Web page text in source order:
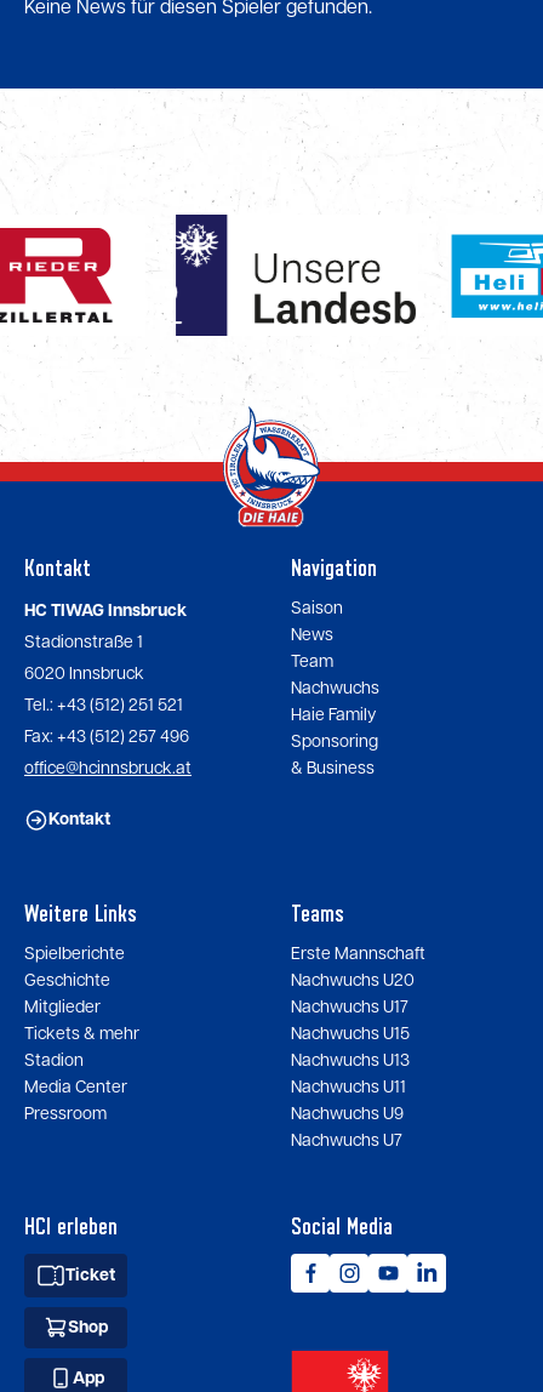
Keine News für diesen Spieler gefunden.
Kontakt
HC TIWAG Innsbruck
Stadionstraße 1
6020 Innsbruck
Tel.: +43 (512) 251 521
Fax: +43 (512) 257 496
office@hcinnsbruck.at
Kontakt
Navigation
Saison
News
Team
Nachwuchs
Haie Family
Sponsoring
& Business
Weitere Links
Spielberichte
Geschichte
Mitglieder
Tickets & mehr
Stadion
Media Center
Pressroom
Teams
Erste Mannschaft
Nachwuchs U20
Nachwuchs U17
Nachwuchs U15
Nachwuchs U13
Nachwuchs U11
Nachwuchs U9
Nachwuchs U7
HCI erleben
Ticket
Shop
App
Social Media